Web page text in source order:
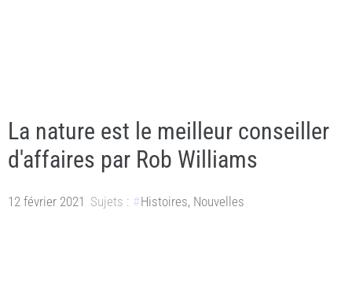
La nature est le meilleur conseiller
d'affaires par Rob Williams
12 février 2021 Sujets : Histoires, Nouvelles